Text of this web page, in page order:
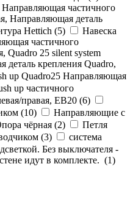
частичного
Направляющая деталь
Hettich (5)
Навеска
частичного
Quadro 25 silent system
крепления Quadro,
up Quadro25 Направляющая
up частичного
правая, ЕВ20 (6)
(10)
Направляющие с
чёрная (2)
Петля
(3)
система
Без выключателя -
идут в комплекте. (1)